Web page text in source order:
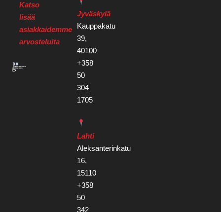
Katso
lisää
asiakkaidemme
arvosteluita
Jyväskylä
Kauppakatu
39,
40100
+358
50
304
1705
Lahti
Aleksanterinkatu
16,
15110
+358
50
342